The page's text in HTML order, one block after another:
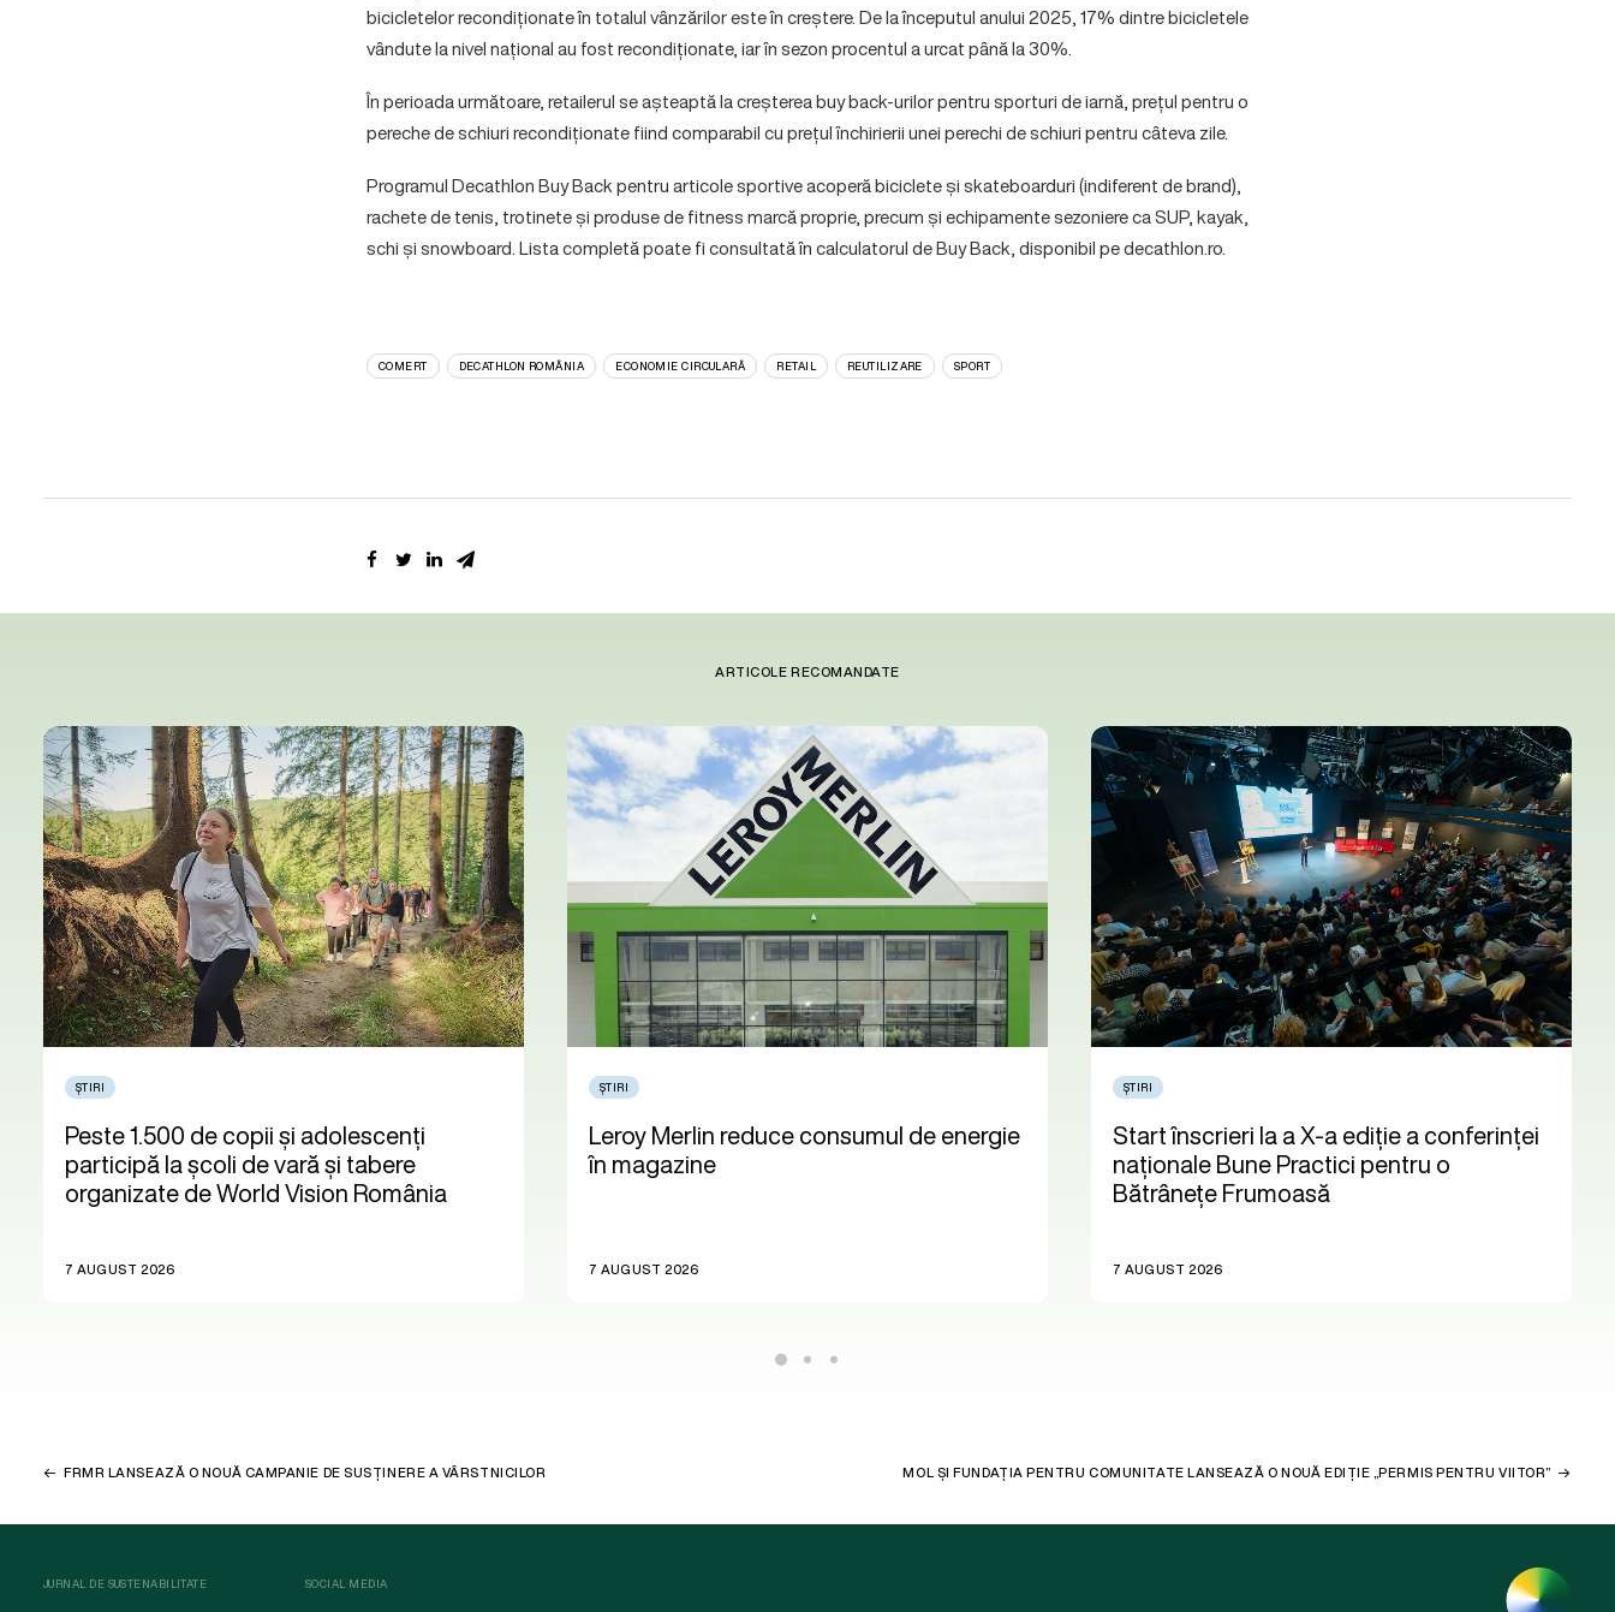
bicicletelor recondiționate în totalul vânzărilor este în creștere. De la începutul anului 2025, 17% dintre bicicletele
vândute la nivel național au fost recondiționate, iar în sezon procentul a urcat până la 30%.
În perioada următoare, retailerul se așteaptă la creșterea buy back-urilor pentru sporturi de iarnă, prețul pentru o
pereche de schiuri recondiționate fiind comparabil cu prețul închirierii unei perechi de schiuri pentru câteva zile.
Programul Decathlon Buy Back pentru articole sportive acoperă biciclete și skateboarduri (indiferent de brand),
rachete de tenis, trotinete și produse de fitness marcă proprie, precum și echipamente sezoniere ca SUP, kayak,
schi și snowboard. Lista completă poate fi consultată în calculatorul de Buy Back, disponibil pe decathlon.ro.
COMERT DECATHLON ROMÂNIA ECONOMIE CIRCULARĂ RETAIL REUTILIZARE SPORT
ARTICOLE RECOMANDATE
ȘTIRI
Peste 1.500 de copii și adolescenți
participă la școli de vară și tabere
organizate de World Vision România
7 AUGUST 2026
ȘTIRI
Leroy Merlin reduce consumul de energie
în magazine
7 AUGUST 2026
ȘTIRI
Start înscrieri la a X-a ediție a conferinței
naționale Bune Practici pentru o
Bătrânețe Frumoasă
7 AUGUST 2026
FRMR LANSEAZĂ O NOUĂ CAMPANIE DE SUSȚINERE A VÂRSTNICILOR MOL ȘI FUNDAȚIA PENTRU COMUNITATE LANSEAZĂ O NOUĂ EDIȚIE „PERMIS PENTRU VIITOR”
JURNAL DE SUSTENABILITATE SOCIAL MEDIA